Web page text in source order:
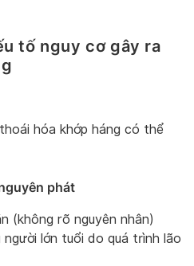
tố nguy cơ gây ra
hóa khớp háng có thể
phát
(không rõ nguyên nhân)
lớn tuổi do quá trình lão